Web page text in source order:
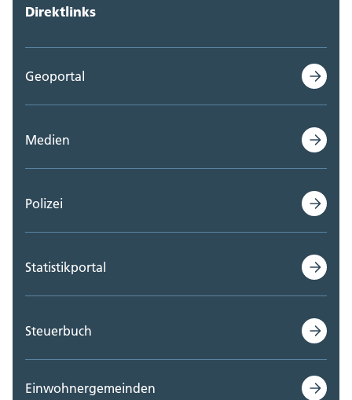
Direktlinks
Geoportal
Medien
Polizei
Statistikportal
Steuerbuch
Einwohnergemeinden